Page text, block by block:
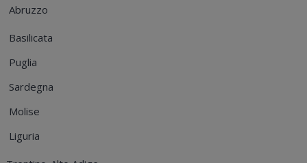
Abruzzo
Basilicata
Puglia
Sardegna
Molise
Liguria